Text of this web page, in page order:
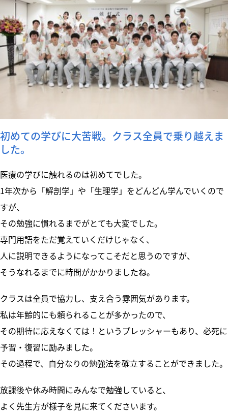
初めての学びに大苦戦。クラス全員で乗り越えま
した。
医療の学びに触れるのは初めてでした。
1年次から「解剖学」や「生理学」をどんどん学んでいくので
すが、
その勉強に慣れるまでがとても大変でした。
専門用語をただ覚えていくだけじゃなく、
人に説明できるようになってこそだと思うのですが、
そうなれるまでに時間がかかりましたね。
クラスは全員で協力し、支え合う雰囲気があります。
私は年齢的にも頼られることが多かったので、
その期待に応えなくては！というプレッシャーもあり、必死に
予習・復習に励みました。
その過程で、自分なりの勉強法を確立することができました。
放課後や休み時間にみんなで勉強していると、
よく先生方が様子を見に来てくださいます。